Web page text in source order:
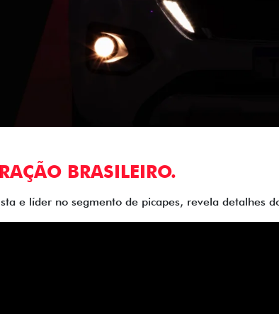
BRASILEIRO.
e líder no segmento de picapes, revela detalhes